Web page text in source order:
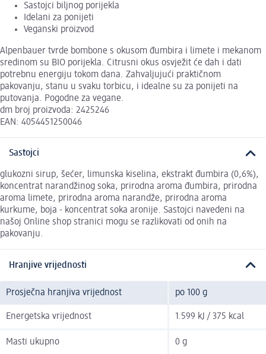
Sastojci biljnog porijekla
Idelani za ponijeti
Veganski proizvod
Alpenbauer tvrde bombone s okusom đumbira i limete i mekanom
sredinom su BIO porijekla. Citrusni okus osvježit će dah i dati
potrebnu energiju tokom dana. Zahvaljujući praktičnom
pakovanju, stanu u svaku torbicu, i idealne su za ponijeti na
putovanja. Pogodne za vegane.
dm broj proizvoda: 2425246
EAN: 4054451250046
Sastojci
glukozni sirup, šećer, limunska kiselina, ekstrakt đumbira (0,6%),
koncentrat narandžinog soka, prirodna aroma đumbira, prirodna
aroma limete, prirodna aroma narandže, prirodna aroma
kurkume, boja - koncentrat soka aronije. Sastojci navedeni na
našoj Online shop stranici mogu se razlikovati od onih na
pakovanju.
Hranjive vrijednosti
Prosječna hranjiva vrijednost po 100 g
Energetska vrijednost 1.599 kJ / 375 kcal
Masti ukupno 0 g